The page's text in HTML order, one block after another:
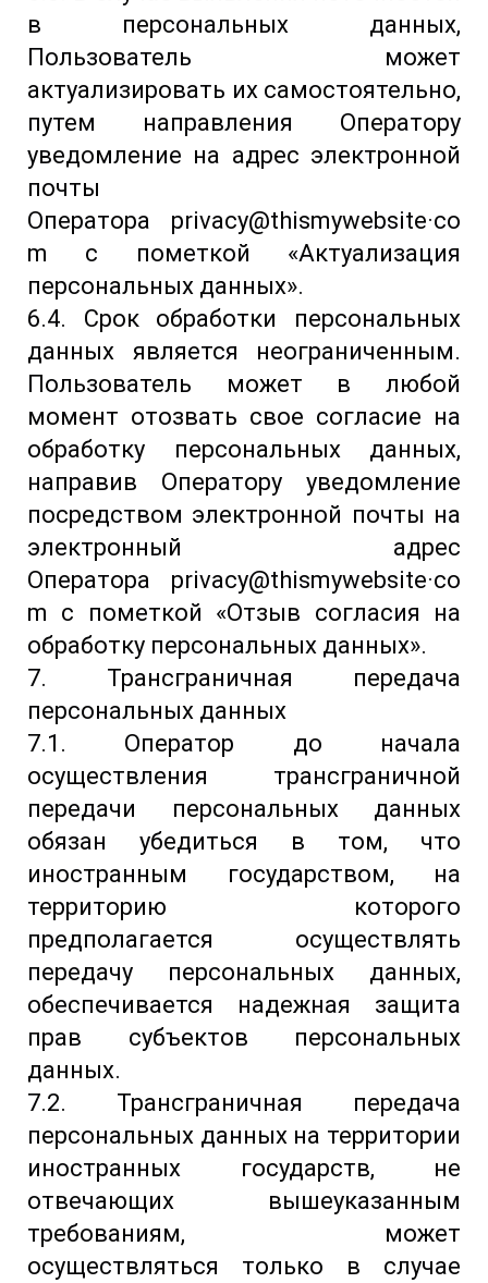
в персональных данных,
Пользователь может
актуализировать их самостоятельно,
путем направления Оператору
уведомление на адрес электронной
почты
Оператора privacy@thismywebsite·co
m с пометкой «Актуализация
персональных данных».
6.4. Срок обработки персональных
данных является неограниченным.
Пользователь может в любой
момент отозвать свое согласие на
обработку персональных данных,
направив Оператору уведомление
посредством электронной почты на
электронный адрес
Оператора privacy@thismywebsite·co
m с пометкой «Отзыв согласия на
обработку персональных данных».
7. Трансграничная передача
персональных данных
7.1. Оператор до начала
осуществления трансграничной
передачи персональных данных
обязан убедиться в том, что
иностранным государством, на
территорию которого
предполагается осуществлять
передачу персональных данных,
обеспечивается надежная защита
прав субъектов персональных
данных.
7.2. Трансграничная передача
персональных данных на территории
иностранных государств, не
отвечающих вышеуказанным
требованиям, может
осуществляться только в случае